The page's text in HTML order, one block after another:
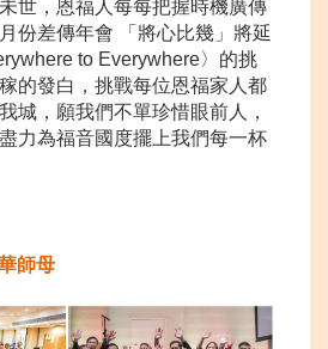
世，恩福人每每把握時機廣傳
份差傳年會 「將心比幾」將延
to Everywhere〉的挑
的發白，挑戰每位恩福家人都
城，願我們不單珍惜眼前人，
力為福音國度擺上我們每一杯
師母